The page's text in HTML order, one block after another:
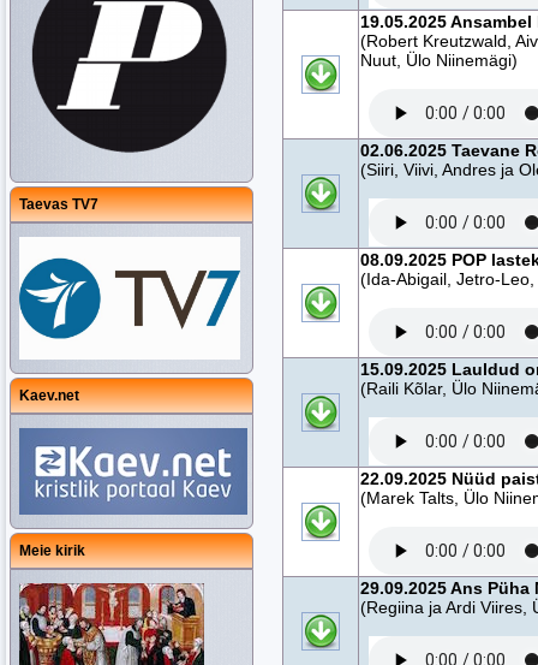
Taevas TV7
Kaev.net
Meie kirik
19.05.2025
(Robert Kreutzwald,
Nuut, Ülo Niinemägi)
02.06.2025 Taevane
(Siiri, Viivi, Andres ja
08.09.2025 POP
(Ida-Abigail, Jetro-
15.09.2025 Lauldud
(Raili Kõlar, Ülo
22.09.2025 Nüüd
(Marek Talts, Ülo
29.09.2025 Ans
(Regiina ja Ardi Viires,